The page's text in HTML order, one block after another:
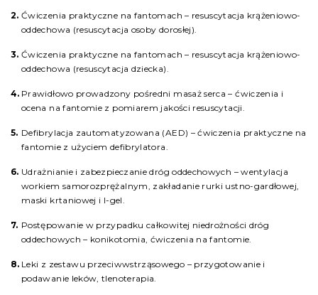
Ćwiczenia praktyczne na fantomach – resuscytacja krążeniowo-
oddechowa (resuscytacja osoby dorosłej).
Ćwiczenia praktyczne na fantomach – resuscytacja krążeniowo-
oddechowa (resuscytacja dziecka).
Prawidłowo prowadzony pośredni masaż serca – ćwiczenia i
ocena na fantomie z pomiarem jakości resuscytacji.
Defibrylacja zautomatyzowana (AED) – ćwiczenia praktyczne na
fantomie z użyciem defibrylatora.
Udrażnianie i zabezpieczanie dróg oddechowych – wentylacja
workiem samorozprężalnym, zakładanie rurki ustno-gardłowej,
maski krtaniowej i I-gel.
Postępowanie w przypadku całkowitej niedrożności dróg
oddechowych – konikotomia, ćwiczenia na fantomie.
Leki z zestawu przeciwwstrząsowego – przygotowanie i
podawanie leków, tlenoterapia.